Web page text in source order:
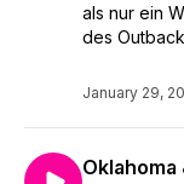
als nur ein
des
January 29,